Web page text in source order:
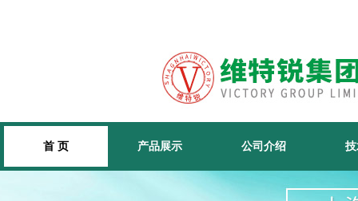
首 页 产品展示 公司介绍